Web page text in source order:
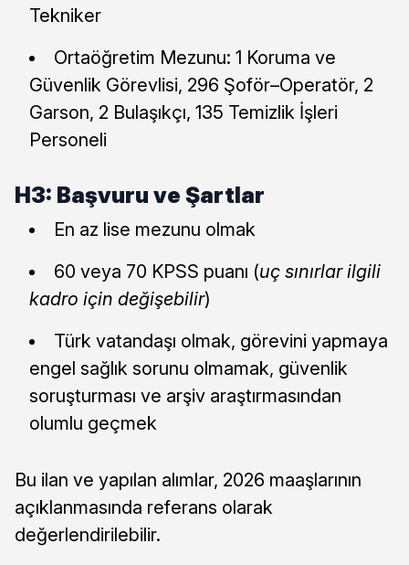
Tekniker
Ortaöğretim Mezunu: 1 Koruma ve
Güvenlik Görevlisi, 296 Şoför–Operatör, 2
Garson, 2 Bulaşıkçı, 135 Temizlik İşleri
Personeli
H3: Başvuru ve Şartlar
En az lise mezunu olmak
60 veya 70 KPSS puanı (uç sınırlar ilgili
kadro için değişebilir)
Türk vatandaşı olmak, görevini yapmaya
engel sağlık sorunu olmamak, güvenlik
soruşturması ve arşiv araştırmasından
olumlu geçmek
Bu ilan ve yapılan alımlar, 2026 maaşlarının
açıklanmasında referans olarak
değerlendirilebilir.